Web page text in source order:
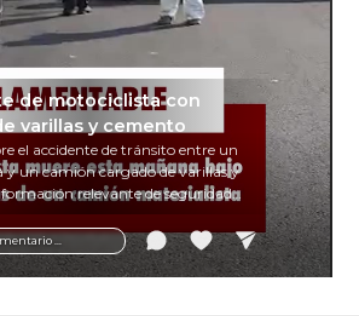
...
de motociclista con
varillas y cemento
el accidente de tránsito entre un
y un camión cargado de varillas y
relevante de seguridad
para motociclistas.